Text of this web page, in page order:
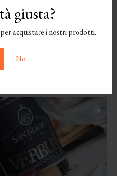
giusta?
acquistare i nostri prodotti.
No